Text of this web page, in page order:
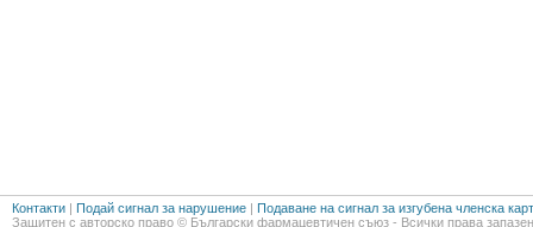
Контакти | Подай сигнал за нарушение | Подаване на сигнал за изгубена членска
Защитен с авторско право © Български фармацевтичен съюз - Всички права